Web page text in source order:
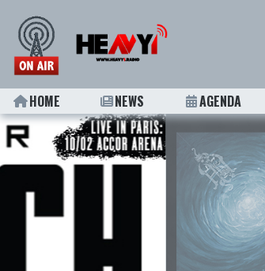
HOME NEWS AGENDA